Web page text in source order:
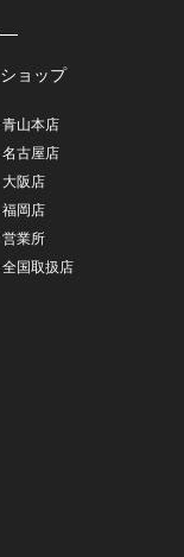
ショップ
青山本店
名古屋店
大阪店
福岡店
営業所
全国取扱店